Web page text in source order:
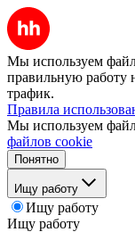
Мы используем
правильную работу
трафик.
Правила
Мы используем
файлов cookie
Понятно
Ищу работу
Ищу работу
Ищу работу